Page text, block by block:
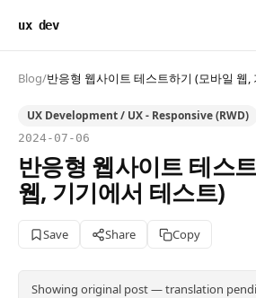
ux dev
Blog/반응형 웹사이트 테스트하기 (모바일 웹,
UX Development / UX - Responsive (RWD)
2024-07-06
반응형 웹사이트 테스
웹, 기기에서 테스트)
Save Share Copy
Showing original post — translation